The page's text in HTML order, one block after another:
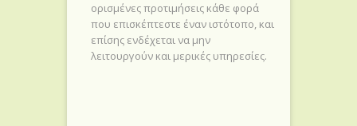
ορισμένες προτιμήσεις κάθε φορά
που επισκέπτεστε έναν ιστότοπο, και
επίσης ενδέχεται να μην
λειτουργούν και μερικές υπηρεσίες.